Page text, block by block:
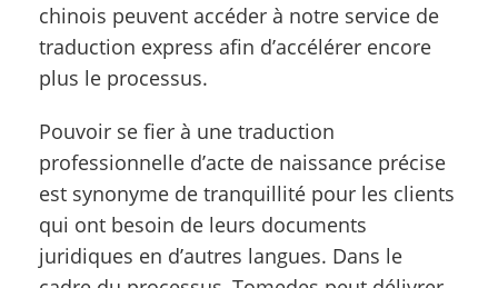
chinois peuvent accéder à notre service de
traduction express afin d’accélérer encore
plus le processus.
Pouvoir se fier à une traduction
professionnelle d’acte de naissance précise
est synonyme de tranquillité pour les clients
qui ont besoin de leurs documents
juridiques en d’autres langues. Dans le